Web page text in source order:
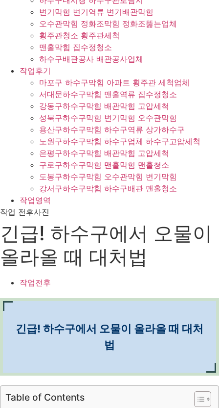
변기막힘 변기역류 변기배관막힘
오수관막힘 정화조막힘 정화조뚫는업체
횡주관청소 횡주관세척
맨홀막힘 집수정청소
하수구배관공사 배관공사업체
작업후기
마포구 하수구막힘 아파트 횡주관 세척업체
서대문하수구막힘 맨홀역류 집수정청소
강동구하수구막힘 배관막힘 고압세척
성북구하수구막힘 변기막힘 오수관막힘
용산구하수구막힘 하수구역류 상가하수구
노원구하수구막힘 하수구업체 하수구고압세척
은평구하수구막힘 배관막힘 고압세척
구로구하수구막힘 맨홀막힘 맨홀청소
도봉구하수구막힘 오수관막힘 변기막힘
강서구하수구막힘 하수구배관 맨홀청소
작업영역
작업 전후사진
긴급! 하수구에서 오물이
올라올 때 대처법
작업전후
긴급! 하수구에서 오물이 올라올 때 대처
법
Table of Contents